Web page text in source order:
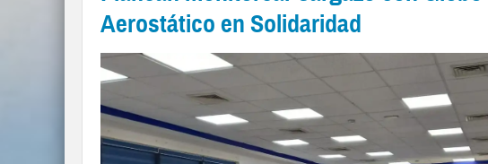
Aerostático en Solidaridad